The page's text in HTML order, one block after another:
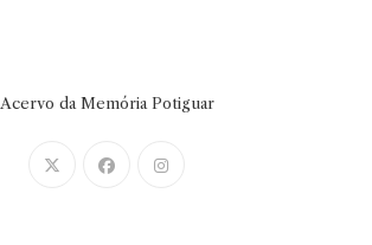
Acervo da Memória Potiguar
Abre
Abre